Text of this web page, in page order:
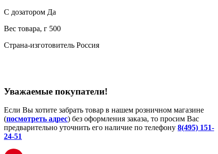
С дозатором Да
Вес товара, г 500
Страна-изготовитель Россия
Уважаемые покупатели!
Если Вы хотите забрать товар в нашем розничном магазине
(посмотреть адрес) без оформления заказа, то просим Вас
предварительно уточнить его наличие по телефону 8(495) 151-
24-51